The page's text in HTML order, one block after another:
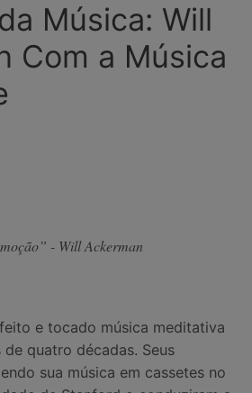
Música: Will
Com a Música
- Will Ackerman
e tocado música meditativa
quatro décadas. Seus
sua música em cassetes no